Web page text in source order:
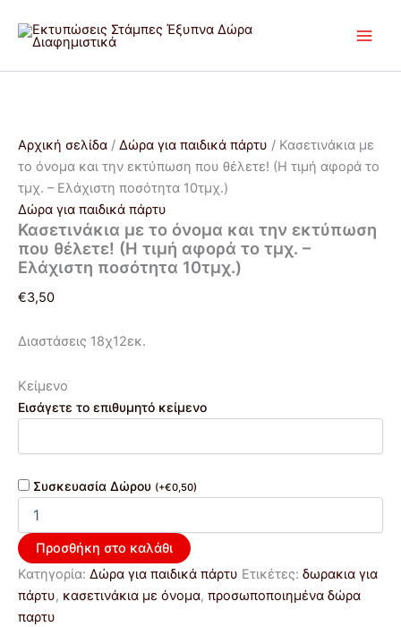
στο
περιεχόμενο
Αρχική σελίδα / Δώρα για παιδικά πάρτυ / Κασετινάκια με
το όνομα και την εκτύπωση που θέλετε! (Η τιμή αφορά το
τμχ. – Ελάχιστη ποσότητα 10τμχ.)
Δώρα για παιδικά πάρτυ
Κασετινάκια με το όνομα και την εκτύπωση
που θέλετε! (Η τιμή αφορά το τμχ. –
Ελάχιστη ποσότητα 10τμχ.)
€3,50
Διαστάσεις 18χ12εκ.
Κείμενο
Εισάγετε το επιθυμητό κείμενο
Συσκευασία Δώρου (+€0,50)
με
θέλετε!
(Η
τιμή
αφορά
το
τμχ.
–
Ελάχιστη
ποσότητα
Προσθήκη στο καλάθι
Κατηγορία: Δώρα για παιδικά πάρτυ Ετικέτες: δωρακια για
πάρτυ, κασετινάκια με όνομα, προσωποποιημένα δώρα
παρτυ
Προσφορά!
Προσφορά!
price
was:
€30,00.
τρέχουσα
είναι:
Προσφορά!
Προσφορά!
price
was:
€3,50.
τρέχουσα
είναι:
Προσφορά!
Προσφορά!
price
was:
€20,00.
τρέχουσα
είναι: